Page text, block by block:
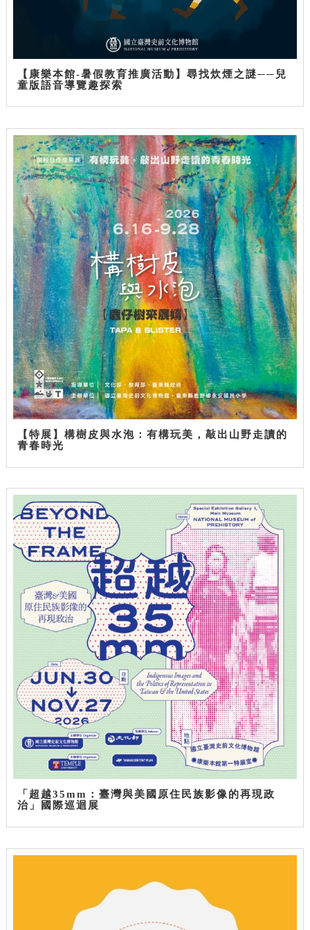
【康樂本館-暑假教育推廣活動】尋找炊煙之謎──兒
童版語音導覽趣探索
【特展】構樹皮與水泡：有構玩美，敲出山野走讀的
青春時光
「超越35mm：臺灣與美國原住民族影像的再現政
治」國際巡迴展